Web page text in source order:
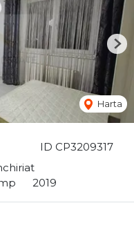
ID CP3209317
2019
Harta